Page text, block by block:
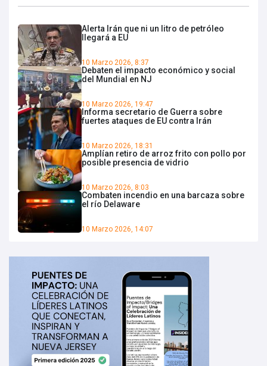
Alerta Irán que ni un litro de petróleo
llegará a EU
10 Marzo 2026, 8:37
Debaten el impacto económico y social
del Mundial en NJ
10 Marzo 2026, 19:47
Informa secretario de Guerra sobre
fuertes ataques de EU contra Irán
10 Marzo 2026, 18:31
Amplían retiro de arroz frito con pollo por
posible presencia de vidrio
10 Marzo 2026, 8:03
Combaten incendio en una barcaza sobre
el río Delaware
10 Marzo 2026, 14:07